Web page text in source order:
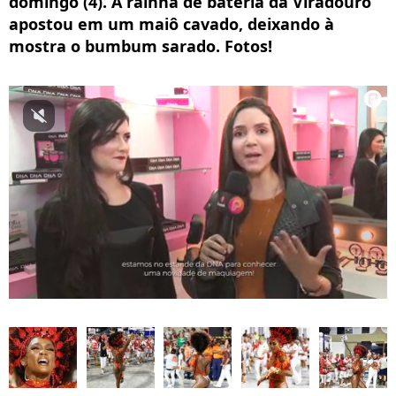
apostou em um maiô cavado, deixando à
mostra o bumbum sarado. Fotos!